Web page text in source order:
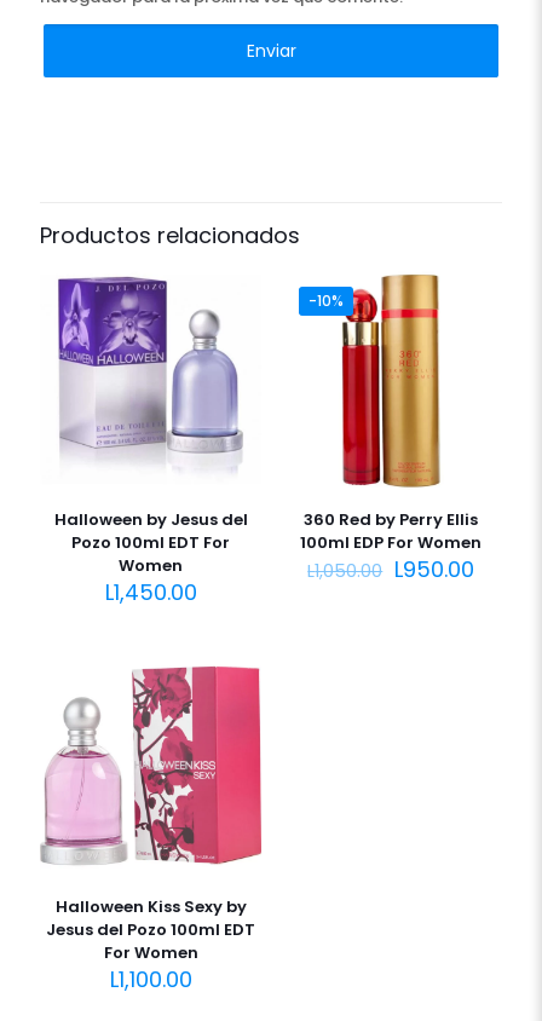
Productos relacionados
Halloween by Jesus del
Pozo 100ml EDT For
Women
L1,450.00
-10%
360 Red by Perry Ellis
100ml EDP For Women
L1,050.00 El
L950.00
Halloween Kiss Sexy by
Jesus del Pozo 100ml EDT
For Women
L1,100.00